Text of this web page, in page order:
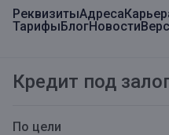
РеквизитыАдреса
ТарифыБлогНовости
Кредит под
По цели